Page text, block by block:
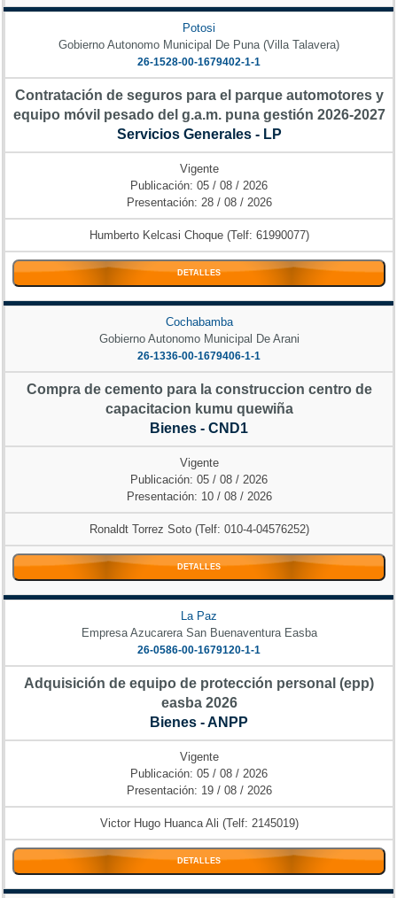
Potosi
Gobierno Autonomo Municipal De Puna (Villa Talavera)
26-1528-00-1679402-1-1
Contratación de seguros para el parque automotores y
equipo móvil pesado del g.a.m. puna gestión 2026-2027
Servicios Generales - LP
Vigente
Publicación: 05 / 08 / 2026
Presentación: 28 / 08 / 2026
Humberto Kelcasi Choque (Telf: 61990077)
DETALLES
Cochabamba
Gobierno Autonomo Municipal De Arani
26-1336-00-1679406-1-1
Compra de cemento para la construccion centro de
capacitacion kumu quewiña
Bienes - CND1
Vigente
Publicación: 05 / 08 / 2026
Presentación: 10 / 08 / 2026
Ronaldt Torrez Soto (Telf: 010-4-04576252)
DETALLES
La Paz
Empresa Azucarera San Buenaventura Easba
26-0586-00-1679120-1-1
Adquisición de equipo de protección personal (epp)
easba 2026
Bienes - ANPP
Vigente
Publicación: 05 / 08 / 2026
Presentación: 19 / 08 / 2026
Victor Hugo Huanca Ali (Telf: 2145019)
DETALLES